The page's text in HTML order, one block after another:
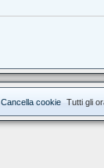
Tutti gli
Cancella cookie